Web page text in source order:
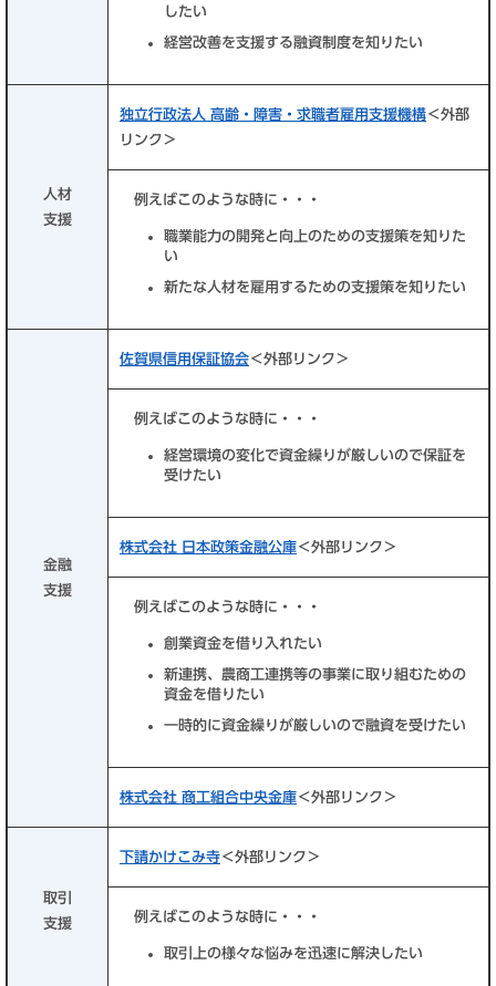
したい
経営改善を支援する融資制度を知りたい
人材
支援
独立行政法人 高齢・障害・求職者雇用支援機構＜外部
リンク＞
例えばこのような時に・・・
職業能力の開発と向上のための支援策を知りた
い
新たな人材を雇用するための支援策を知りたい
金融
支援
佐賀県信用保証協会＜外部リンク＞
例えばこのような時に・・・
経営環境の変化で資金繰りが厳しいので保証を
受けたい
株式会社 日本政策金融公庫＜外部リンク＞
例えばこのような時に・・・
創業資金を借り入れたい
新連携、農商工連携等の事業に取り組むための
資金を借りたい
一時的に資金繰りが厳しいので融資を受けたい
株式会社 商工組合中央金庫＜外部リンク＞
取引
支援
下請かけこみ寺＜外部リンク＞
例えばこのような時に・・・
取引上の様々な悩みを迅速に解決したい